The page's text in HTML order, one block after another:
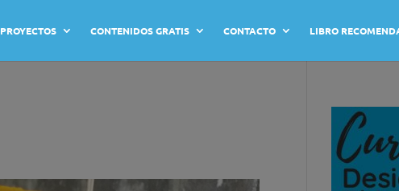
PROYECTOS CONTENIDOS GRATIS CONTACTO LIBRO